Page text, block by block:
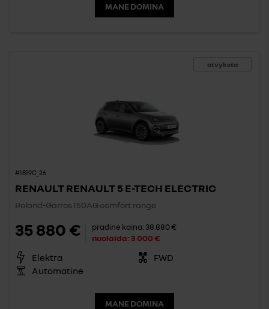
MANE DOMINA
atvyksta
#1819C_26
RENAULT RENAULT 5 E-TECH ELECTRIC
Roland-Garros 150AG comfort range
35 880 € pradinė kaina: 38 880 €
nuolaida: 3 000 €
Elektra
FWD
Automatinė
MANE DOMINA